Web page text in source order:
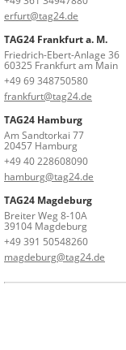
erfurt@tag24.de
TAG24 Frankfurt a. M.
Friedrich-Ebert-Anlage 36
60325 Frankfurt am Main
+49 69 348750580
frankfurt@tag24.de
TAG24 Hamburg
Am Sandtorkai 77
20457 Hamburg
+49 40 228608090
hamburg@tag24.de
TAG24 Magdeburg
Breiter Weg 8-10A
39104 Magdeburg
+49 391 50548260
magdeburg@tag24.de